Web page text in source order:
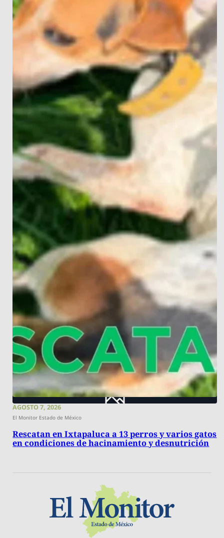
AGOSTO 7, 2026
El Monitor Estado de México
Rescatan en Ixtapaluca a 13 perros y varios gatos
en condiciones de hacinamiento y desnutrición